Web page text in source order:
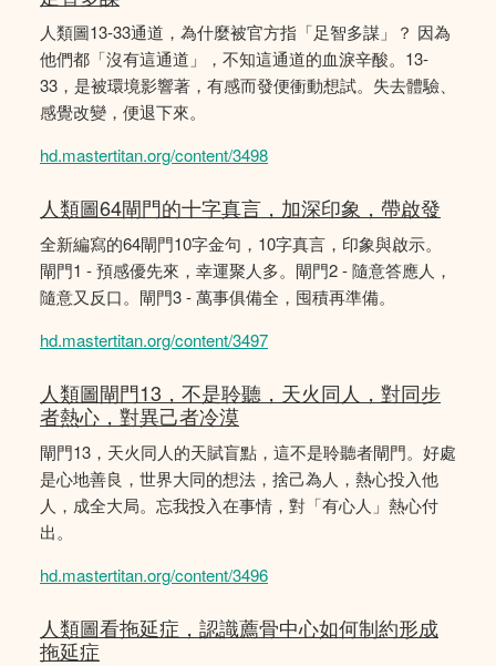
人類圖13-33通道，為什麼被官方指「足智多謀」？ 因為
他們都「沒有這通道」，不知這通道的血淚辛酸。13-
33，是被環境影響著，有感而發便衝動想試。失去體驗、
感覺改變，便退下來。
hd.mastertitan.org/content/3498
人類圖64閘門的十字真言，加深印象，帶啟發
全新編寫的64閘門10字金句，10字真言，印象與啟示。
閘門1 - 預感優先來，幸運聚人多。閘門2 - 隨意答應人，
隨意又反口。閘門3 - 萬事俱備全，囤積再準備。
hd.mastertitan.org/content/3497
人類圖閘門13，不是聆聽，天火同人，對同步
者熱心，對異己者冷漠
閘門13，天火同人的天賦盲點，這不是聆聽者閘門。好處
是心地善良，世界大同的想法，捨己為人，熱心投入他
人，成全大局。忘我投入在事情，對「有心人」熱心付
出。
hd.mastertitan.org/content/3496
人類圖看拖延症，認識薦骨中心如何制約形成
拖延症